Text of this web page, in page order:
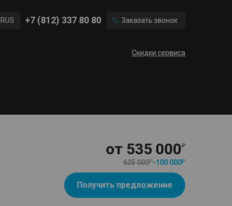
RUS +7 (812) 337 80 80 Заказать звонок
Скидки сервиса
от 535 000
635 000 -100 000
Получить предложение